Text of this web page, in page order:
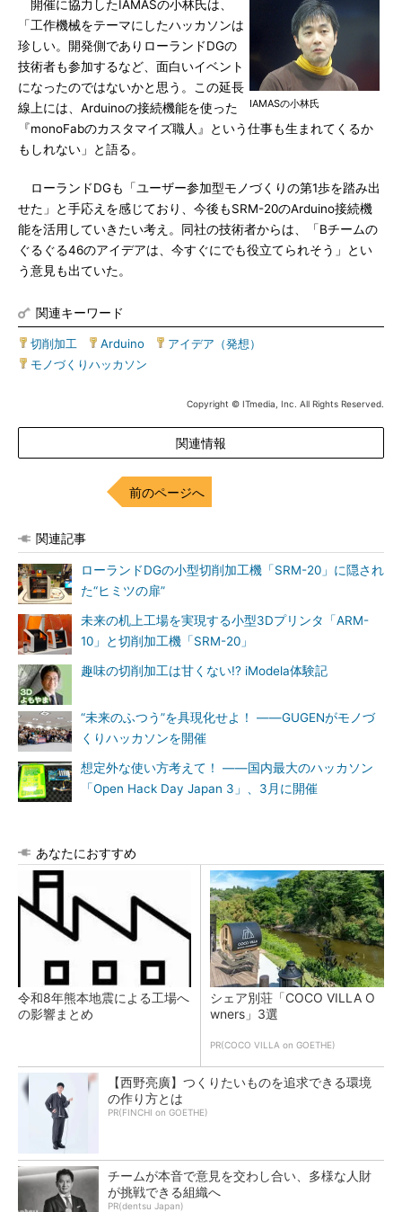
IAMASの小林氏
開催に協力したIAMASの小林氏は、
「工作機械をテーマにしたハッカソンは
珍しい。開発側でありローランドDGの
技術者も参加するなど、面白いイベント
になったのではないかと思う。この延長
線上には、Arduinoの接続機能を使った
『monoFabのカスタマイズ職人』という仕事も生まれてくるか
もしれない」と語る。
ローランドDGも「ユーザー参加型モノづくりの第1歩を踏み出
せた」と手応えを感じており、今後もSRM-20のArduino接続機
能を活用していきたい考え。同社の技術者からは、「Bチームの
ぐるぐる46のアイデアは、今すぐにでも役立てられそう」とい
う意見も出ていた。
関連キーワード
切削加工 Arduino アイデア（発想）
モノづくりハッカソン
Copyright © ITmedia, Inc. All Rights Reserved.
関連情報
前のページへ
関連記事
ローランドDGの小型切削加工機「SRM-20」に隠され
た“ヒミツの扉”
未来の机上工場を実現する小型3Dプリンタ「ARM-
10」と切削加工機「SRM-20」
趣味の切削加工は甘くない!? iModela体験記
“未来のふつう”を具現化せよ！ ――GUGENがモノづ
くりハッカソンを開催
想定外な使い方考えて！ ――国内最大のハッカソン
「Open Hack Day Japan 3」、3月に開催
あなたにおすすめ
令和8年熊本地震による工場へ
の影響まとめ
シェア別荘「COCO VILLA O
wners」3選
PR(COCO VILLA on GOETHE)
【西野亮廣】つくりたいものを追求できる環境
の作り方とは
PR(FINCHI on GOETHE)
チームが本音で意見を交わし合い、多様な人財
が挑戦できる組織へ
PR(dentsu Japan)